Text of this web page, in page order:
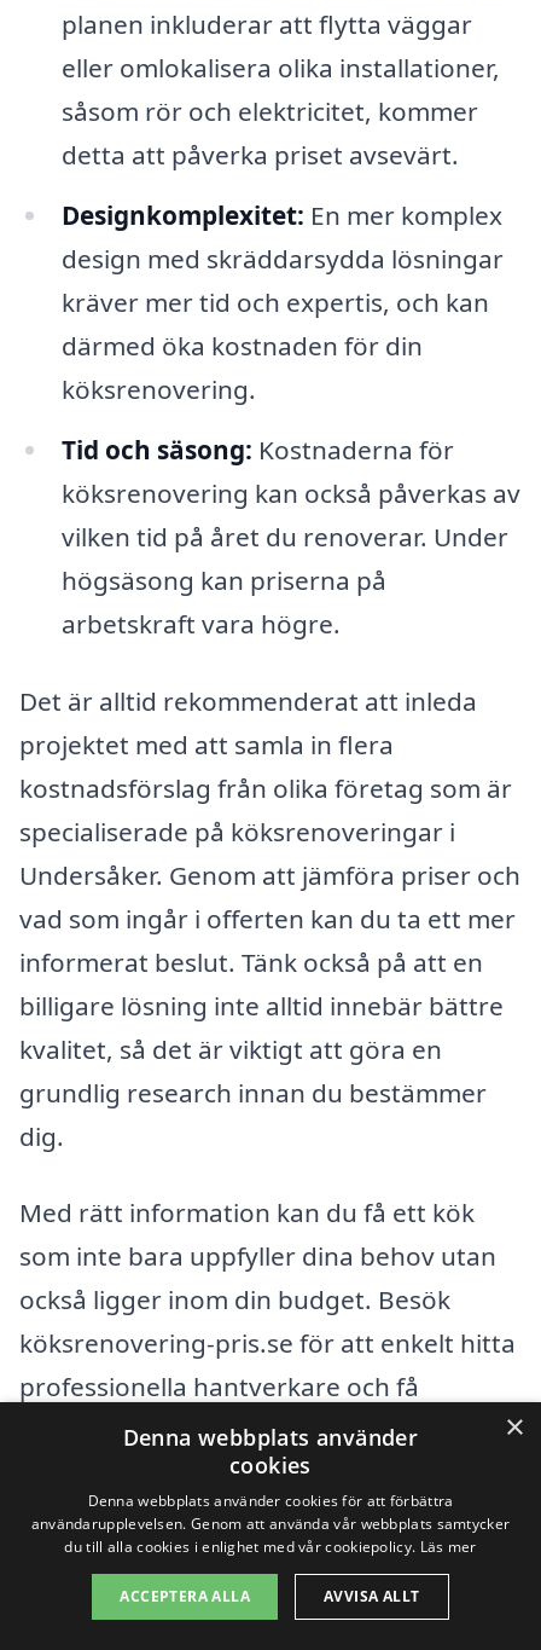
planen inkluderar att flytta väggar
eller omlokalisera olika installationer,
såsom rör och elektricitet, kommer
detta att påverka priset avsevärt.
Designkomplexitet: En mer komplex
design med skräddarsydda lösningar
kräver mer tid och expertis, och kan
därmed öka kostnaden för din
köksrenovering.
Tid och säsong: Kostnaderna för
köksrenovering kan också påverkas av
vilken tid på året du renoverar. Under
högsäsong kan priserna på
arbetskraft vara högre.
Det är alltid rekommenderat att inleda
projektet med att samla in flera
kostnadsförslag från olika företag som är
specialiserade på köksrenoveringar i
Undersåker. Genom att jämföra priser och
vad som ingår i offerten kan du ta ett mer
informerat beslut. Tänk också på att en
billigare lösning inte alltid innebär bättre
kvalitet, så det är viktigt att göra en
grundlig research innan du bestämmer
dig.
Med rätt information kan du få ett kök
som inte bara uppfyller dina behov utan
också ligger inom din budget. Besök
köksrenovering-pris.se för att enkelt hitta
professionella hantverkare och få
skräddarsydda erbjudanden för din
köksrenovering i Undersåker.
Få 3 erbjudanden, gratis och utan
förpliktelser
×
Denna webbplats använder
cookies
Denna webbplats använder cookies för att förbättra
användarupplevelsen. Genom att använda vår webbplats samtycker
du till alla cookies i enlighet med vår cookiepolicy. Läs mer
ACCEPTERA ALLA AVVISA ALLT